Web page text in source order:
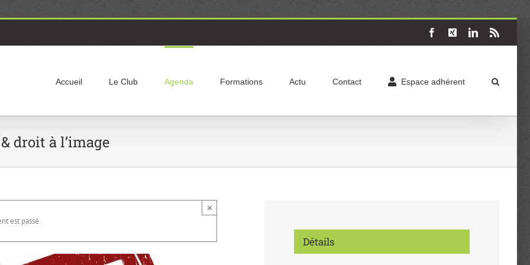
Facebook
X LinkedIn
Accueil Le Club Agenda Formations Actu Contact Espace adhérent
droit à l’image
est passé.
×
Détails